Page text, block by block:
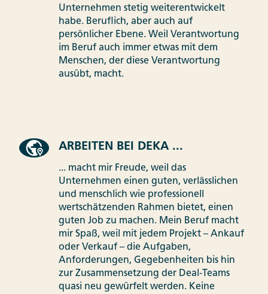
Unternehmen stetig weiterentwickelt
habe. Beruflich, aber auch auf
persönlicher Ebene. Weil Verantwortung
im Beruf auch immer etwas mit dem
Menschen, der diese Verantwortung
ausübt, macht.
ARBEITEN BEI DEKA ...
... macht mir Freude, weil das
Unternehmen einen guten, verlässlichen
und menschlich wie professionell
wertschätzenden Rahmen bietet, einen
guten Job zu machen. Mein Beruf macht
mir Spaß, weil mit jedem Projekt – Ankauf
oder Verkauf – die Aufgaben,
Anforderungen, Gegebenheiten bis hin
zur Zusammensetzung der Deal-Teams
quasi neu gewürfelt werden. Keine